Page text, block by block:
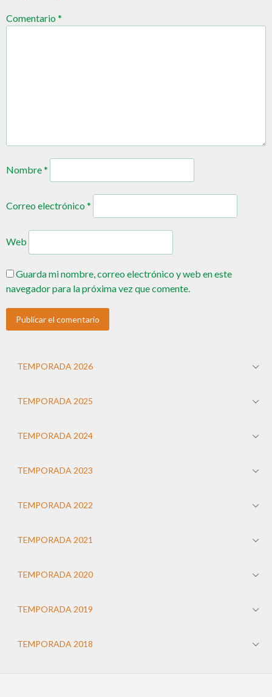
Comentario*
Nombre*
Correo electrónico*
Web
Guarda mi nombre, correo electrónico y web en este
navegador para la próxima vez que comente.
TEMPORADA 2026
TEMPORADA 2025
TEMPORADA 2024
TEMPORADA 2023
TEMPORADA 2022
TEMPORADA 2021
TEMPORADA 2020
TEMPORADA 2019
TEMPORADA 2018